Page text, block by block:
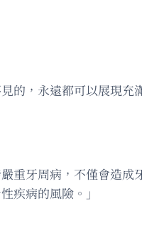
的，永遠都可以展現充
重牙周病，不僅會造成
疾病的風險。」